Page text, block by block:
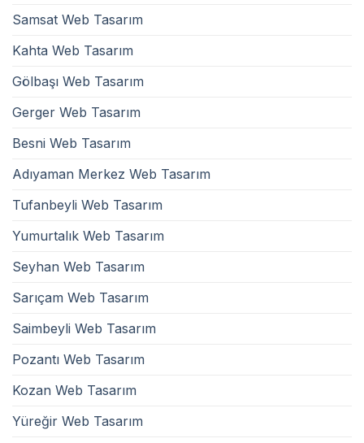
Samsat Web Tasarım
Kahta Web Tasarım
Gölbaşı Web Tasarım
Gerger Web Tasarım
Besni Web Tasarım
Adıyaman Merkez Web Tasarım
Tufanbeyli Web Tasarım
Yumurtalık Web Tasarım
Seyhan Web Tasarım
Sarıçam Web Tasarım
Saimbeyli Web Tasarım
Pozantı Web Tasarım
Kozan Web Tasarım
Yüreğir Web Tasarım